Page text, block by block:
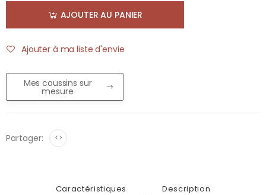
AJOUTER AU PANIER
Ajouter à ma liste d'envie
Mes coussins sur
mesure
Partager: <>
Caractéristiques
Description